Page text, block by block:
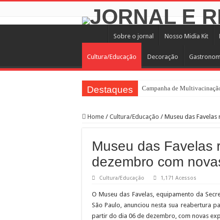
Sobre o jornal Nosso Midia Kit
Cultura/Educação Decoração
Destaques Campanha de
Pedal de Ativação da Trilha
2ª Reunião Ordinária do
Jornada do Patrimônio 2026
Sobrou pizza? Guardar na
12 plataformas de apoio à
9ª Semana Municipal da
Home / Cultura/Educação / Museu das
Museu das Favelas
dezembro com
Cultura/Educação 1,171 Acessos
O Museu das Favelas, equipamento da
São Paulo, anunciou nesta sua reabertura
partir do dia 06 de dezembro, com novas